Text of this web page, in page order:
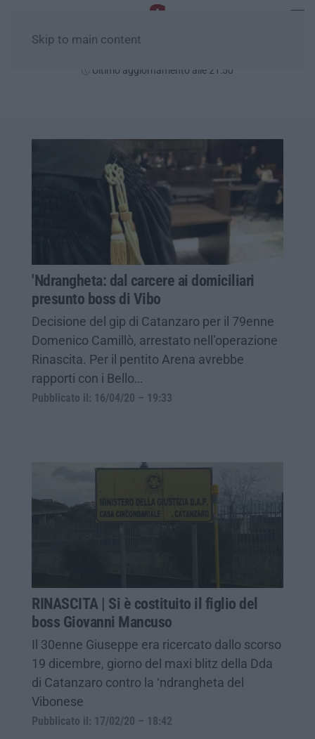
Skip to main content
Ultimo aggiornamento alle 21:50
'Ndrangheta: dal carcere ai domiciliari
presunto boss di Vibo
Decisione del gip di Catanzaro per il 79enne
Domenico Camillò, arrestato nell’operazione
Rinascita. Per il pentito Arena avrebbe
rapporti con i Bello…
Pubblicato il: 16/04/20 – 19:33
RINASCITA | Si è costituito il figlio del
boss Giovanni Mancuso
Il 30enne Giuseppe era ricercato dallo scorso
19 dicembre, giorno del maxi blitz della Dda
di Catanzaro contro la ‘ndrangheta del
Vibonese
Pubblicato il: 17/02/20 – 18:42